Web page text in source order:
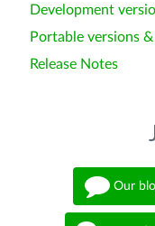
Development
Portable versions
Release Notes
Our